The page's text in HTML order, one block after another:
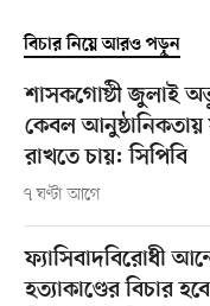
বিচার নিয়ে আরও পড়ুন
শাসকগোষ্ঠী জুলাই
কেবল আনুষ্ঠানিকতায়
রাখতে চায়: সিপিবি
৭ ঘণ্টা আগে
ফ্যাসিবাদবিরোধী
হত্যাকাণ্ডের বিচার